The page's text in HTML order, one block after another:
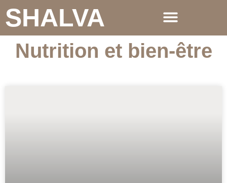
SHALVA
Nutrition et bien-être